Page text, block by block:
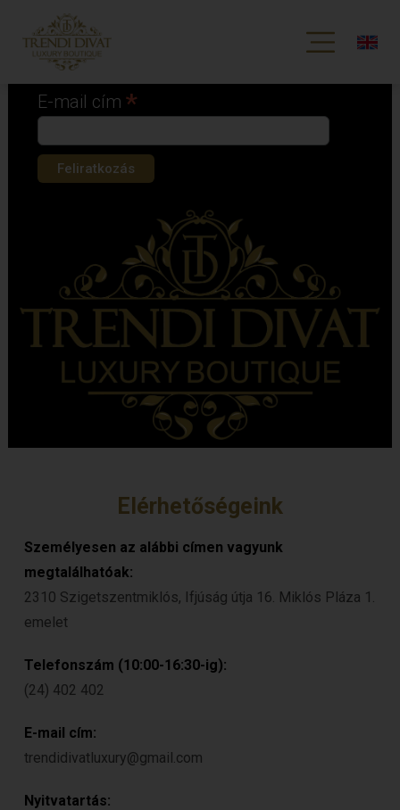
Iratkozz fel hírlevelünkre!
*
E-mail cím*
Elérhetőségeink
Személyesen az alábbi címen vagyunk
megtalálhatóak:
2310 Szigetszentmiklós, Ifjúság útja 16. Miklós Pláza 1.
emelet
Telefonszám (10:00-16:30-ig):
(24) 402 402
E-mail cím:
trendidivatluxury@gmail.com
Nyitvatartás: